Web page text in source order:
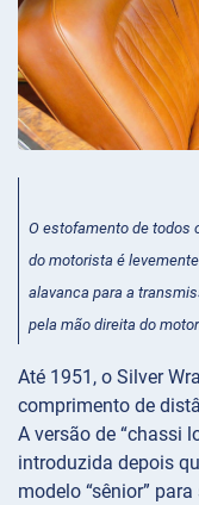
O estofamento de todos
do motorista é
alavanca para a
pela mão direita do
Até 1951, o Silver
comprimento de
A versão de “chassi
introduzida depois
modelo “sênior”